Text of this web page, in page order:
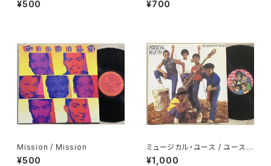
¥500 ¥700
Mission / Mission
¥500
ミュージカル・ユース / ユース・
オブ・トゥデイ
¥1,000